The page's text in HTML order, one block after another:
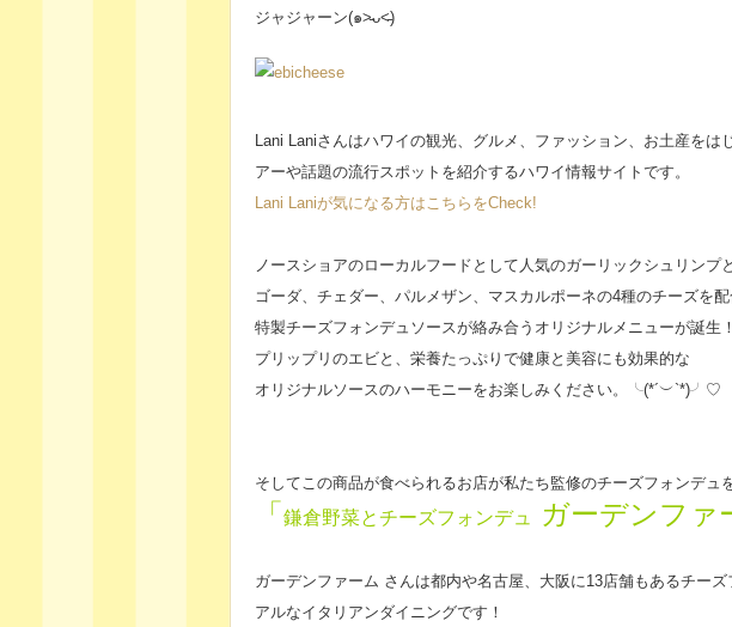
ジャジャーン(๑˃̵ᴗ˂̵)
Lani Laniさんはハワイの観光、グルメ、 ファッション、お土産をは
アーや話題の流行スポットを紹介するハワイ情報サイトです。
Lani Laniが気になる方はこちらをCheck!
ノースショアのローカルフードとして人気のガーリックシュリンプと
ゴーダ、チェダー、パルメザン、マスカルポーネの4種のチーズを
特製チーズフォンデュソースが絡み合うオリジナルメニューが誕生！
プリップリのエビと、栄養たっぷりで健康と美容にも効果的な
オリジナルソースのハーモニーをお楽しみください。╰(*´︶`*)╯♡
そしてこの商品が食べられるお店が私たち監修のチーズフォンデュ
「 鎌倉野菜とチーズフォンデュ ガーデンファ
ガーデンファーム さんは都内や名古屋、大阪に13店舗もあるチー
アルなイタリアンダイニングです！